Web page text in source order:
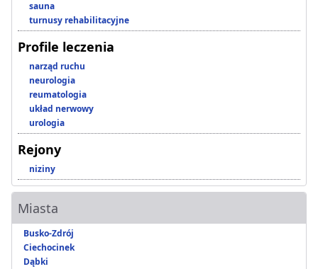
sauna
turnusy rehabilitacyjne
Profile leczenia
narząd ruchu
neurologia
reumatologia
układ nerwowy
urologia
Rejony
niziny
Miasta
Busko-Zdrój
Ciechocinek
Dąbki